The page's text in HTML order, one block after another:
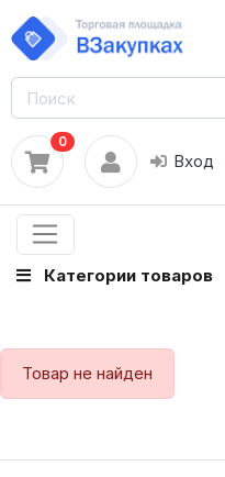
0
Вход
Категории товаров
Товар не найден